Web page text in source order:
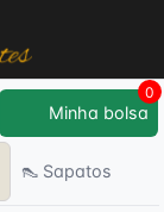
👠 Sapatos
Minha bolsa
0